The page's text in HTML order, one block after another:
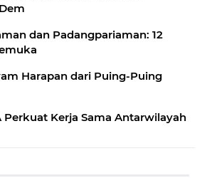
dan Padangpariaman: 12
Harapan dari Puing-Puing
Perkuat Kerja Sama Antarwilayah